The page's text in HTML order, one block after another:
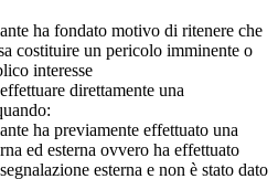
ha fondato motivo di ritenere che
costituire un pericolo imminente o
interesse
direttamente una
ha previamente effettuato una
ed esterna ovvero ha effettuato
esterna e non è stato dato